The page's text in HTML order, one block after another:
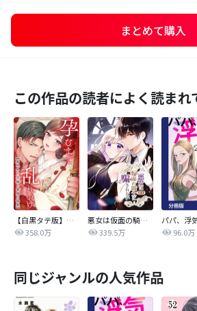
まとめて購入
この作品の読者によく読まれ
【白黒タテ版】孕むまで乱れいけ～身代わり花嫁と軍服の猛愛
358.0万
悪女は仮面の騎士に騙されない
339.5万
96.0万
同じジャンルの人気作品